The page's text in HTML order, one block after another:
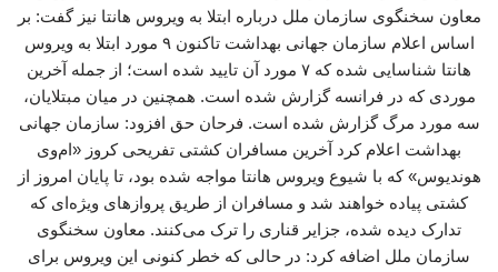
معاون سخنگوی سازمان ملل درباره ابتلا به ویروس هانتا نیز گفت: بر
اساس اعلام سازمان جهانی بهداشت تاکنون ۹ مورد ابتلا به ویروس
هانتا شناسایی شده که ۷ مورد آن تایید شده است؛ از جمله آخرین
موردی که در فرانسه گزارش شده است. همچنین در میان مبتلایان،
سه مورد مرگ گزارش شده است. فرحان حق افزود: سازمان جهانی
بهداشت اعلام کرد آخرین مسافران کشتی تفریحی کروز «ام‌وی
هوندیوس» که با شیوع ویروس هانتا مواجه شده بود، تا پایان امروز از
کشتی پیاده خواهند شد و مسافران از طریق پروازهای ویژه‌ای که
تدارک دیده شده، جزایر قناری را ترک می‌کنند. معاون سخنگوی
سازمان ملل اضافه کرد: در حالی که خطر کنونی این ویروس برای